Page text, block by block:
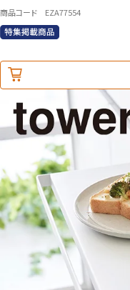
商品コード EZA77554